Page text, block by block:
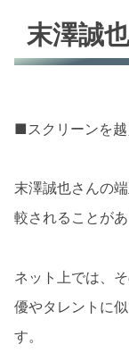
末澤誠
■スクリーンを
末澤誠也さんの
較されることがあ
ネット上では、
優やタレントに
す。